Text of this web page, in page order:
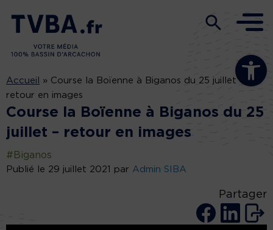
Ouvrir la
Accueil » Course la Boïenne à Biganos du 25 juillet –
retour en images
Course la Boïenne à Biganos du 25
juillet – retour en images
#Biganos
Publié le 29 juillet 2021 par Admin SIBA
Partager